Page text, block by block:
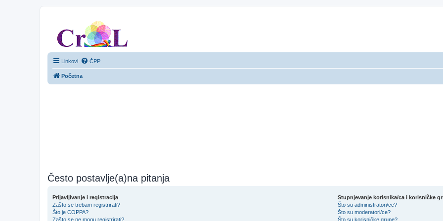
Linkovi ČPP
Početna
Često postavlje(a)na pitanja
Prijavljivanje i registracija
Zašto se trebam registrirati?
Što je COPPA?
Zašto se ne mogu registrirati?
Stupnjevanje korisnika/ca i korisničke
Što su administratori/ce?
Što su moderatori/ce?
Što su korisničke grupe?